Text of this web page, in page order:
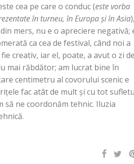
cea pe care o conduc (este vorba
în turneu, în Europa şi în Asia),
mers, nu e o apreciere negativă;
ca cea de festival, când noi a
creativ, iar el, poate, a avut o zi de
mai răbdător; am lucrat bine în
centimetru al covorului scenic e
fac atât de mult şi cu tot
să ne coordonăm tehnic. Iluzia